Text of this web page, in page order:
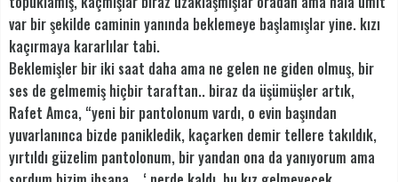
var bir şekilde caminin yanında beklemeye başlamışlar yine. kızı
kaçırmaya kararlılar tabi.
Beklemişler bir iki saat daha ama ne gelen ne giden olmuş, bir
ses de gelmemiş hiçbir taraftan.. biraz da üşümüşler artık,
Rafet Amca, “yeni bir pantolonum vardı, o evin başından
yuvarlanınca bizde panikledik, kaçarken demir tellere takıldık,
yırtıldı güzelim pantolonum, bir yandan ona da yanıyorum ama